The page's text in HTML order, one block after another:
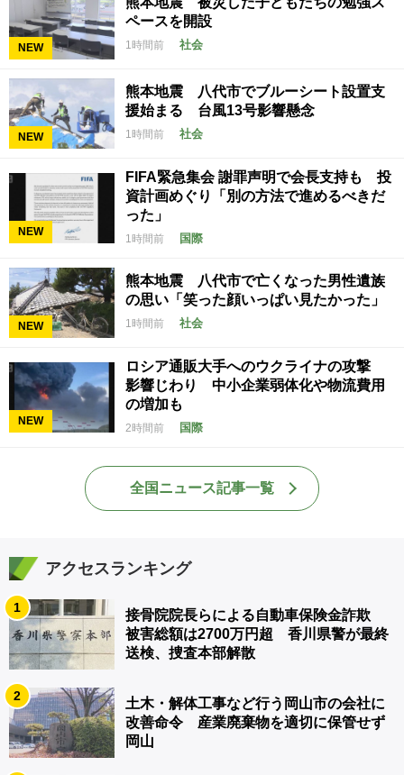
NEW
ペースを開設
1時間前 社会
NEW
熊本地震 八代市でブルーシート設置支
援始まる 台風13号影響懸念
1時間前 社会
NEW
FIFA緊急集会 謝罪声明で会長支持も 投
資計画めぐり「別の方法で進めるべきだ
った」
1時間前 国際
NEW
熊本地震 八代市で亡くなった男性遺族
の思い「笑った顔いっぱい見たかった」
1時間前 社会
NEW
ロシア通販大手へのウクライナの攻撃
影響じわり 中小企業弱体化や物流費用
の増加も
2時間前 国際
全国ニュース記事一覧
アクセスランキング
1
接骨院院長らによる自動車保険金詐欺
被害総額は2700万円超 香川県警が最終
送検、捜査本部解散
2
土木・解体工事など行う岡山市の会社に
改善命令 産業廃棄物を適切に保管せず
岡山